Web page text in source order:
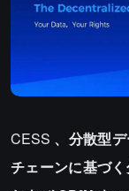
CESS 、分散型
チェーンに基づ